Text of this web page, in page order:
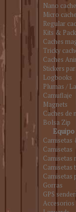
Nano
Micro
Regular
Kits &
Caches
Tricky
Caches
Stickers
Logbooks
Plumas /
Camuflaje
Magnets
Caches de
Bolsa Zip
Equipo
Camisetas
Camisetas
Camisetas
Camisetas
Camisetas
Gorras
GPS
Accesorios